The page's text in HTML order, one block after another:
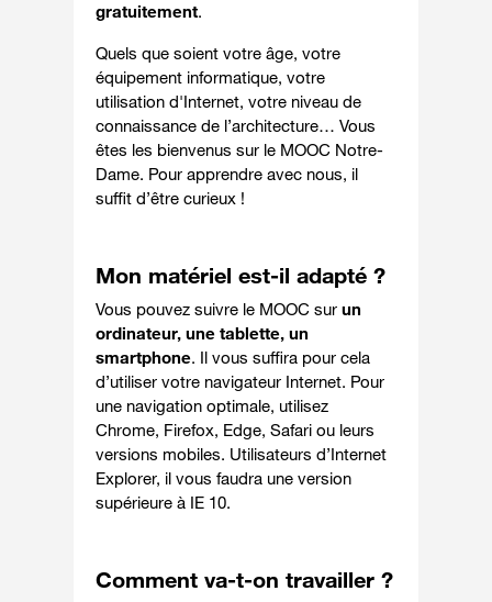
gratuitement.
Quels que soient votre âge, votre
équipement informatique, votre
utilisation d'Internet, votre niveau de
connaissance de l’architecture… Vous
êtes les bienvenus sur le MOOC Notre-
Dame. Pour apprendre avec nous, il
suffit d’être curieux !
Mon matériel est-il adapté ?
Vous pouvez suivre le MOOC surun
ordinateur, une tablette, un
smartphone. Il vous suffira pour cela
d’utiliser votre navigateur Internet. Pour
une navigation optimale, utilisez
Chrome, Firefox, Edge, Safari ou leurs
versions mobiles. Utilisateurs d’Internet
Explorer, il vous faudra une version
supérieure à IE 10.
Comment va-t-on travailler ?